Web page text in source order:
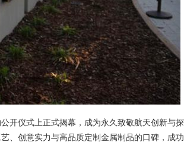
开仪式上正式揭幕，成为永久致敬航天创新与探
、创意实力与高品质定制金属制品的口碑，成功